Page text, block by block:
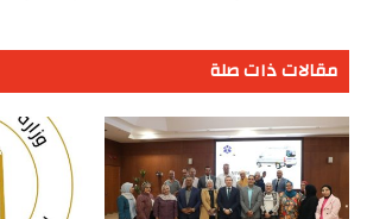
مقالات ذات صلة